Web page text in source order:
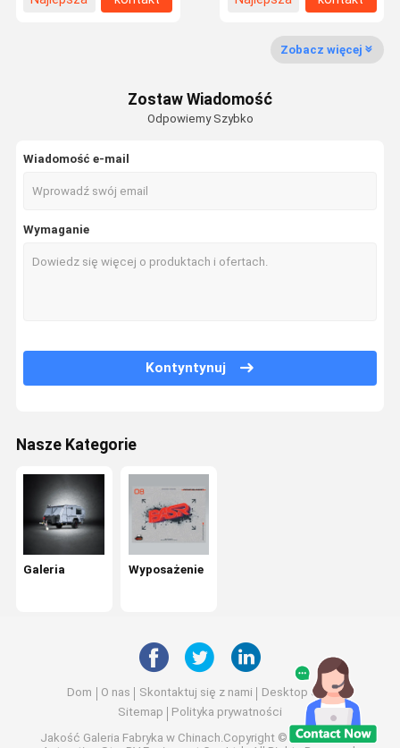
Po Fabryce
Jakości
Wycenę
Zobacz więcej
Zostaw Wiadomość
Odpowiemy Szybko
Wiadomość e-mail
Wymaganie
Kontyntynuj
Nasze Kategorie
Galeria Wyposażenie
Dom O nas Skontaktuj się z nami
Desktop Site
Sitemap
Polityka prywatności
Jakość Galeria Fabryka w Chinach.Copyright © 2026 Sichuan